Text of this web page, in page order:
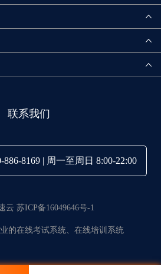
联系我们
8169 | 周一至周日 8:00-22:00
云 苏ICP备16049646号-1
的在线考试系统、在线培训系统